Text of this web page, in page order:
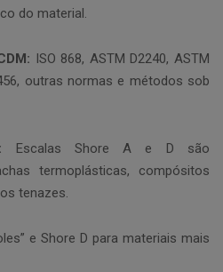
do material.
ISO 868, ASTM D2240, ASTM
outras normas e métodos sob
Escalas Shore A e D são
termoplásticas, compósitos
tenazes.
e Shore D para materiais mais